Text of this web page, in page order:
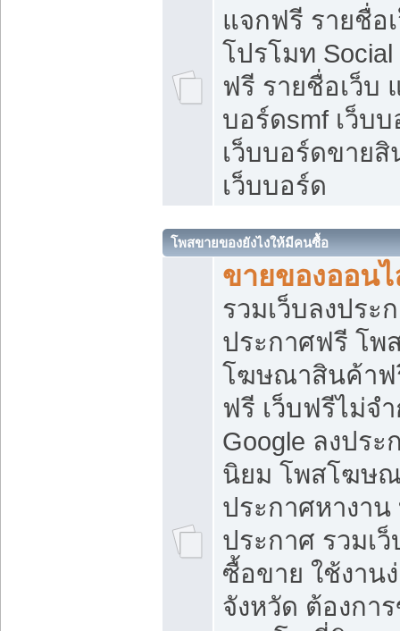
แจกฟรี รายชื่อ
โปรโมท
ฟรี รายชื่อเว็บ
บอร์ดsmf เว็บ
เว็บบอร์ดขาย
เว็บบอร์ด
โพสขายของยังไงให้มีคนซื้อ
ขายของออน
รวมเว็บลงประ
ประกาศฟรี โพ
โฆษณาสินค้าฟ
ฟรี เว็บฟรีไม่จ
Google ลงปร
นิยม โพสโฆษ
ประกาศหางาน
ประกาศ รวมเ
ซื้อขาย ใช้งาน
จังหวัด ต้องกา